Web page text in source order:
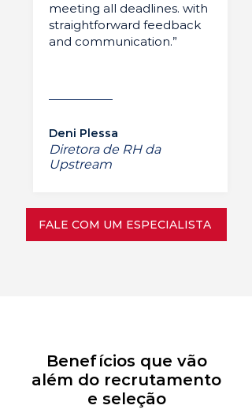
meeting all deadlines. with
straightforward feedback
and communication.”
Deni Plessa
Diretora de RH da
Upstream
FALE COM UM ESPECIALISTA
Benefícios que vão
além do recrutamento
e seleção